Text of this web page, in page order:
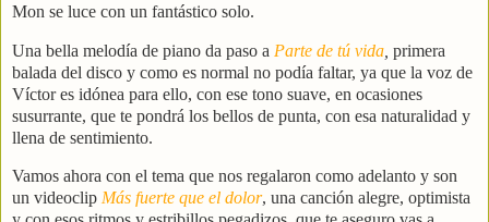
Mon se luce con un fantástico solo.
Una bella melodía de piano da paso a Parte de tú vida primera
balada del disco y como es normal no podía faltar, ya que la voz de
Víctor es idónea para ello, con ese tono suave, en ocasiones
susurrante, que te pondrá los bellos de punta, con esa naturalidad y
llena de sentimiento.
Vamos ahora con el tema que nos regalaron como adelanto y son
un videoclip Más fuerte que el dolor, una canción alegre, optimista